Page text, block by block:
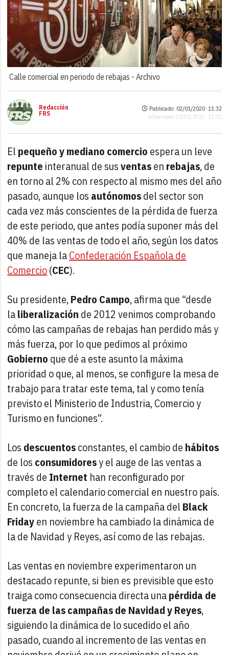
Calle comercial en periodo de rebajas -Archivo
Redacción
FRS
Publicado: 02/01/2020 ·11:32
Actualizado: 02/01/2020 · 11:32
El pequeño y mediano comercio espera un leve
repunte interanual de susventasen rebajas, de
en torno al 2% con respecto al mismo mes del año
pasado, aunque los autónomosdel sector son
cada vez más conscientes de la pérdida de fuerza
de este periodo, que antes podía suponer más del
40% de las ventas de todo el año, según los datos
que maneja laConfederación Española de
Comercio(CEC).
Su presidente,Pedro Campo, afirma que “desde
laliberalización de 2012 venimos comprobando
cómo las campañas de rebajas han perdido más y
más fuerza, por lo que pedimos al próximo
Gobierno que dé a este asunto la máxima
prioridad o que, al menos, se configure la mesa de
trabajo para tratar este tema, tal y como tenía
previsto el Ministerio de Industria, Comercio y
Turismo en funciones”.
Los descuentosconstantes, el cambio de hábitos
de los consumidoresy el auge de las ventas a
través de Internet han reconfigurado por
completo el calendario comercial en nuestro país.
En concreto, la fuerza de la campaña del Black
Fridayen noviembre ha cambiado la dinámica de
la de Navidad y Reyes, así como de las rebajas.
Las ventas en noviembre experimentaron un
destacado repunte, si bien es previsible que esto
traiga como consecuencia directa unapérdida de
fuerza de las campañas de Navidad y Reyes,
siguiendo la dinámica de lo sucedido el año
pasado, cuando al incremento de las ventas en